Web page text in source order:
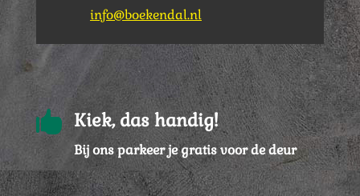
info@boekendal.nl
 Kiek, das handig!
Bij ons parkeer je gratis voor de deur